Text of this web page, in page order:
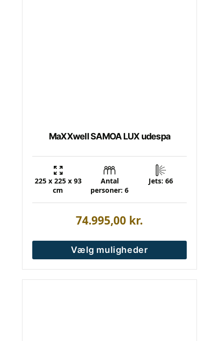
MaXXwell SAMOA LUX udespa
225 x 225 x 93
cm
Antal
personer: 6
Jets: 66
74.995,00 kr.
Vælg muligheder